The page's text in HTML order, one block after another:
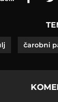
čarobni